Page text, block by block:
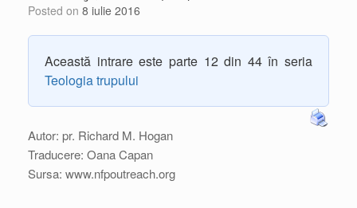
Posted on 8 iulie 2016
Această intrare este parte 12 din 44 în seria
Teologia trupului
Autor: pr. Richard M. Hogan
Traducere: Oana Capan
Sursa: www.nfpoutreach.org